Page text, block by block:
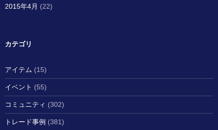
2015年4月 (22)
カテゴリ
アイテム (15)
イベント (55)
コミュニティ (302)
トレード事例 (381)